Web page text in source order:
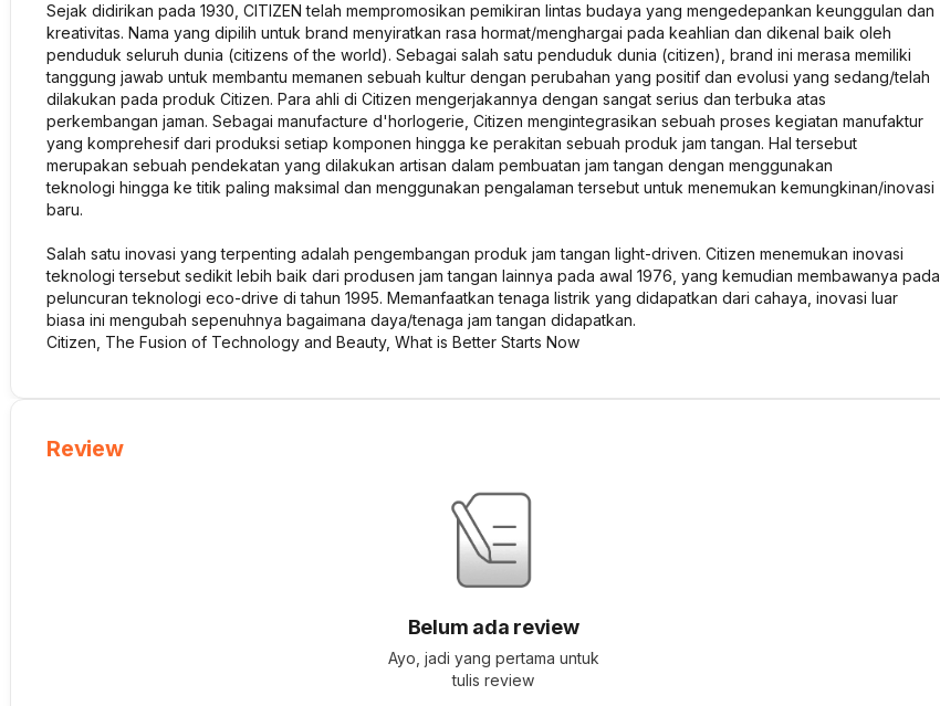
Sejak didirikan pada 1930, CITIZEN telah mempromosikan pemikiran lintas budaya yang mengedepankan keunggulan dan
kreativitas. Nama yang dipilih untuk brand menyiratkan rasa hormat/menghargai pada keahlian dan dikenal baik oleh
penduduk seluruh dunia (citizens of the world). Sebagai salah satu penduduk dunia (citizen), brand ini merasa memiliki
tanggung jawab untuk membantu memanen sebuah kultur dengan perubahan yang positif dan evolusi yang sedang/telah
dilakukan pada produk Citizen. Para ahli di Citizen mengerjakannya dengan sangat serius dan terbuka atas
perkembangan jaman. Sebagai manufacture d'horlogerie, Citizen mengintegrasikan sebuah proses kegiatan manufaktur
yang komprehesif dari produksi setiap komponen hingga ke perakitan sebuah produk jam tangan. Hal tersebut
merupakan sebuah pendekatan yang dilakukan artisan dalam pembuatan jam tangan dengan menggunakan
teknologi hingga ke titik paling maksimal dan menggunakan pengalaman tersebut untuk menemukan kemungkinan/inovasi
baru.
Salah satu inovasi yang terpenting adalah pengembangan produk jam tangan light-driven. Citizen menemukan inovasi
teknologi tersebut sedikit lebih baik dari produsen jam tangan lainnya pada awal 1976, yang kemudian membawanya pada
peluncuran teknologi eco-drive di tahun 1995. Memanfaatkan tenaga listrik yang didapatkan dari cahaya, inovasi luar
biasa ini mengubah sepenuhnya bagaimana daya/tenaga jam tangan didapatkan.
Citizen, The Fusion of Technology and Beauty, What is Better Starts Now
Review
Belum ada review
Ayo, jadi yang pertama untuk
tulis review